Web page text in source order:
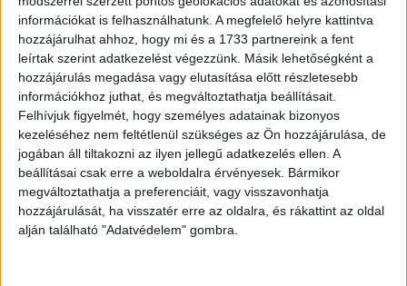
információkat is felhasználhatunk. A megfelelő helyre kattintva
hozzájárulhat ahhoz, hogy mi és a 1733 partnereink a fent
leírtak szerint adatkezelést végezzünk. Másik lehetőségként a
hozzájárulás megadása vagy elutasítása előtt részletesebb
információkhoz juthat, és megváltoztathatja beállításait.
Felhívjuk figyelmét, hogy személyes adatainak bizonyos
kezeléséhez nem feltétlenül szükséges az Ön hozzájárulása, de
jogában áll tiltakozni az ilyen jellegű adatkezelés ellen. A
beállításai csak erre a weboldalra érvényesek. Bármikor
megváltoztathatja a preferenciáit, vagy visszavonhatja
hozzájárulását, ha visszatér erre az oldalra, és rákattint az oldal
alján található "Adatvédelem" gombra.
Így segítik az Effie-re nevezőket
Marketing 2024. május 14.
Elindult a Marketing Oscar-ért a leghatékonyabbak 2024-
es hazai versenye, a sikeres nevezést ezúttal két
webináriummal is segítik a tavalyi legjobbak és az Effie
zsűritagok....